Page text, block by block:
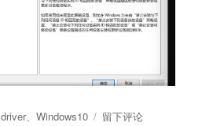
标
driver、Windows10
于
留下评论